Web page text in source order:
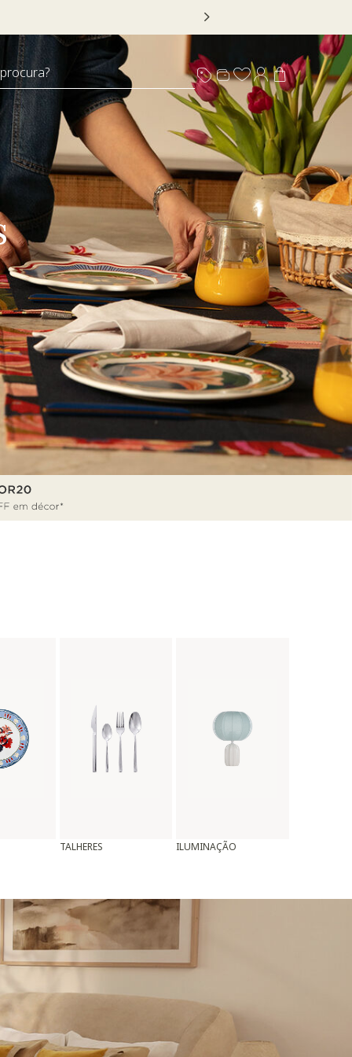
TALHERES ILUMINAÇÃO